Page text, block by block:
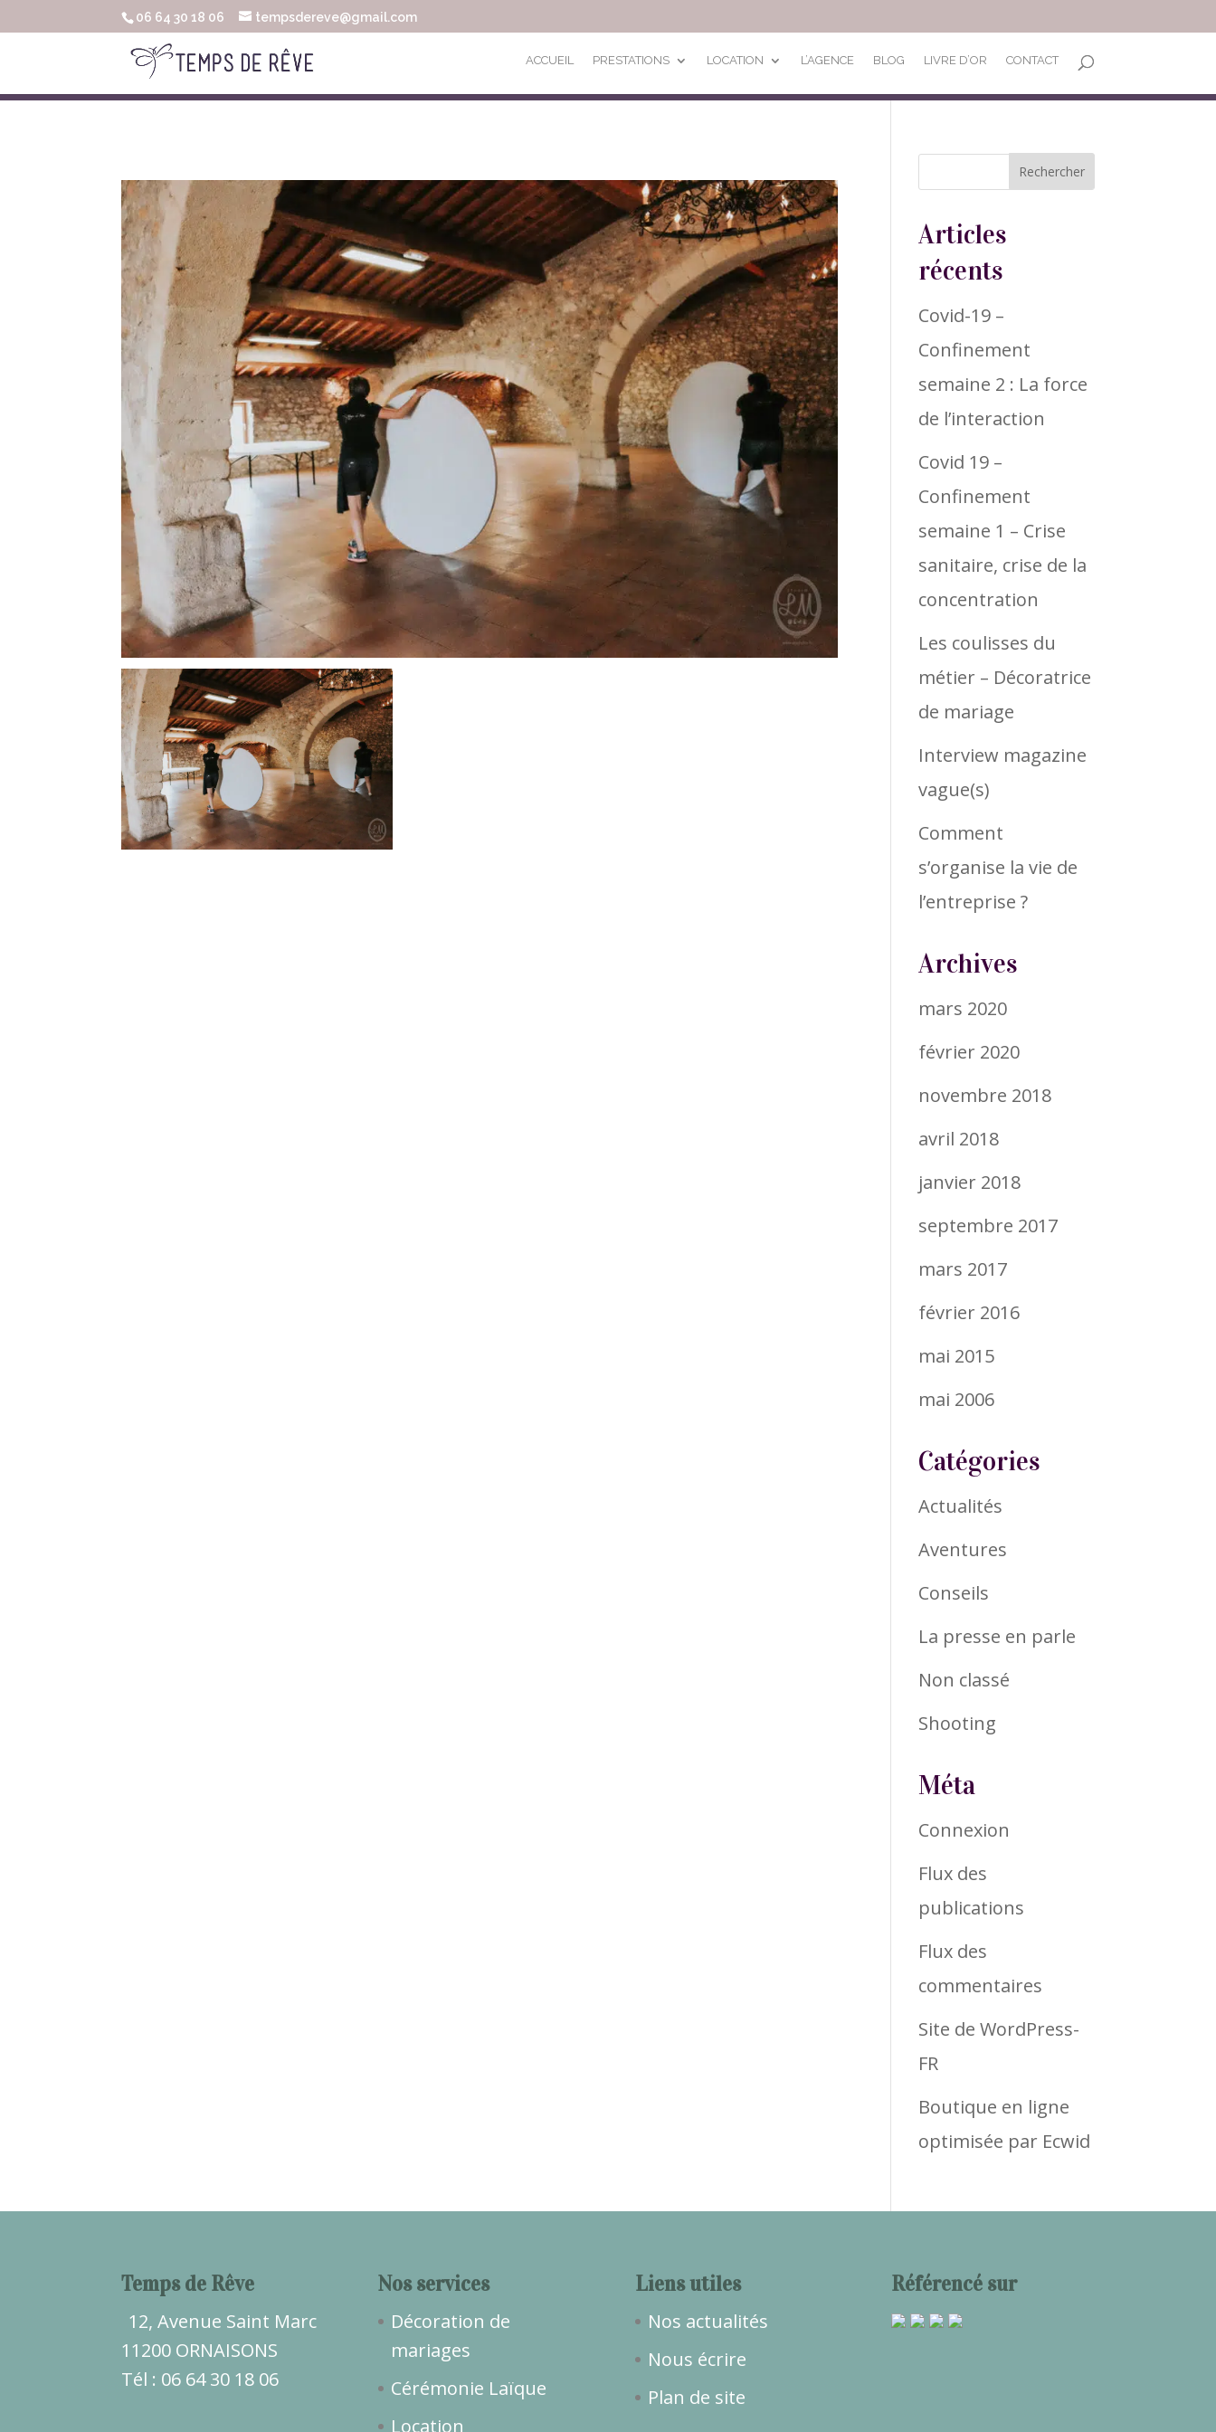
06 64 30 18 06 tempsdereve@gmail.com
ACCUEIL PRESTATIONS LOCATION L’AGENCE BLOG LIVRE D’OR CONTACT
Articles
récents
Covid-19 –
Confinement
semaine 2 : La force
de l’interaction
Covid 19 –
Confinement
semaine 1 – Crise
sanitaire, crise de la
concentration
Les coulisses du
métier – Décoratrice
de mariage
Interview magazine
vague(s)
Comment
s’organise la vie de
l’entreprise ?
Archives
mars 2020
février 2020
novembre 2018
avril 2018
janvier 2018
septembre 2017
mars 2017
février 2016
mai 2015
mai 2006
Catégories
Actualités
Aventures
Conseils
La presse en parle
Non classé
Shooting
Méta
Connexion
Flux des
publications
Flux des
commentaires
Site de WordPress-
FR
Boutique en ligne
optimisée par Ecwid
Temps de Rêve
12, Avenue Saint Marc
11200 ORNAISONS
Tél : 06 64 30 18 06
Nos services
Décoration de
mariages
Cérémonie Laïque
Location
Liens utiles
Nos actualités
Nous écrire
Plan de site
Référencé sur